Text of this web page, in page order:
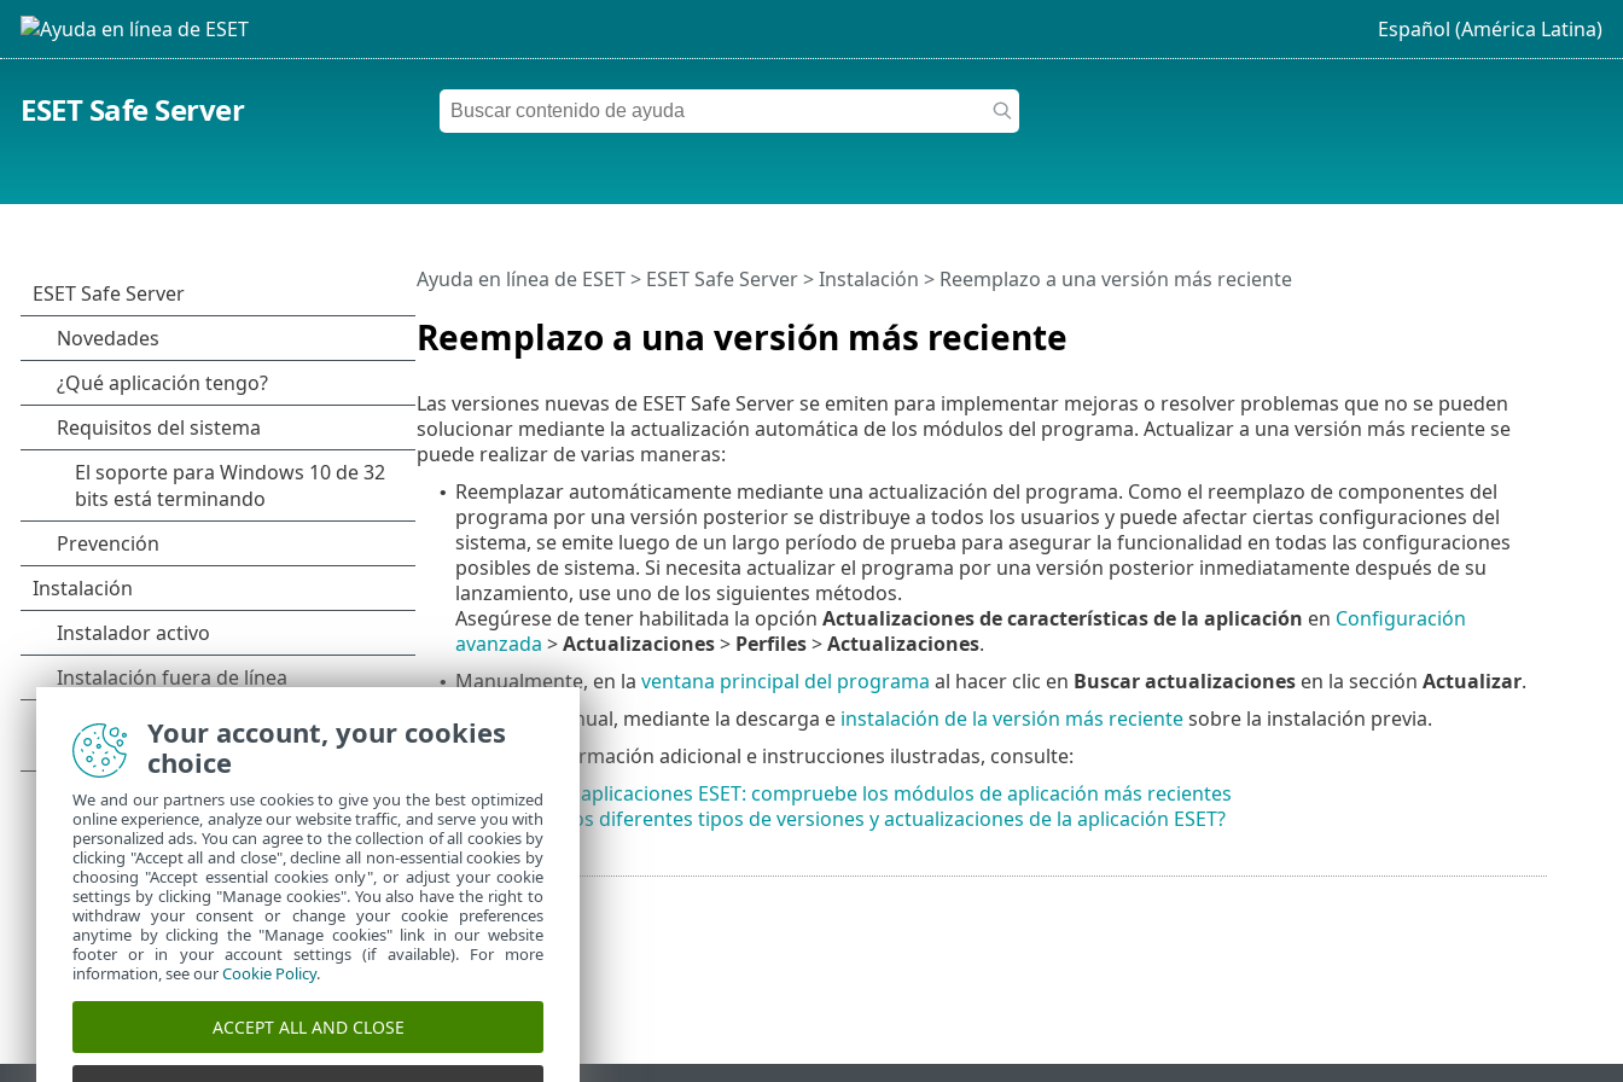
Español (América Latina)
ESET Safe Server
Reemplazo a una versión más reciente
Ayuda en línea de ESET> ESET Safe Server>Instalación > Reemplazo a una versión más reciente
Las versiones nuevas de ESET Safe Server se emiten para implementar mejoras o resolver problemas que no se pueden
solucionar mediante la actualización automática de los módulos del programa. Actualizar a una versión más reciente se
puede realizar de varias maneras:
• Reemplazar automáticamente mediante una actualización del programa. Como el reemplazo de componentes del
programa por una versión posterior se distribuye a todos los usuarios y puede afectar ciertas configuraciones del
sistema, se emite luego de un largo período de prueba para asegurar la funcionalidad en todas las configuraciones
posibles de sistema. Si necesita actualizar el programa por una versión posterior inmediatamente después de su
lanzamiento, use uno de los siguientes métodos.
Asegúrese de tener habilitada la opción Actualizaciones de características de la aplicación en Configuración
avanzada >Actualizaciones> Perfiles>Actualizaciones.
• Manualmente, en la ventana principal del programa al hacer clic en Buscar actualizacionesen la sección Actualizar.
En forma manual, mediante la descarga e instalación de la versión más recientesobre la instalación previa.
Para obtener información adicional e instrucciones ilustradas, consulte:
• Actualizar las aplicaciones ESET: compruebe los módulos de aplicación más recientes
• ¿Cuáles son los diferentes tipos de versiones y actualizaciones de la aplicación ESET?
Your account, your cookies
choice
We and our partners use cookies to give you the best optimized
online experience, analyze our website traffic, and serve you with
personalized ads. You can agree to the collection of all cookies by
clicking "Accept all and close", decline all non-essential cookies by
choosing "Accept essential cookies only", or adjust your cookie
settings by clicking "Manage cookies". You also have the right to
withdraw your consent or change your cookie preferences
anytime by clicking the "Manage cookies" link in our website
footer or in your account settings (if available). For more
information, see ourCookie Policy.
ACCEPT ALL AND CLOSE